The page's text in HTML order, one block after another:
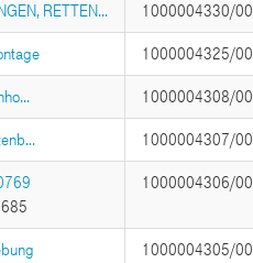
RETTEN... 1000004330/
1000004325/
1000004308/
1000004307/
1000004306/
1000004305/